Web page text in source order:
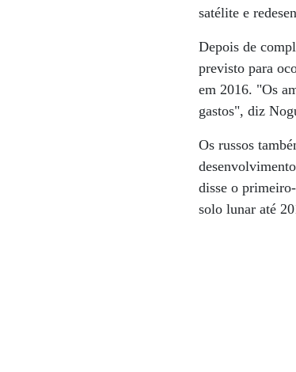
satélite e
Depois de
previsto para
em 2016. "Os
gastos", diz
Os russos
disse o
solo lunar até